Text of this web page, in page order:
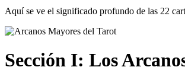
Aquí se ve el significado profundo de las 22
Sección I: Los